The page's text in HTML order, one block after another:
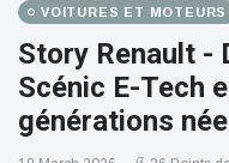
VOITURES ET MOTEURS
Story Renault -
Scénic E-Tech
générations